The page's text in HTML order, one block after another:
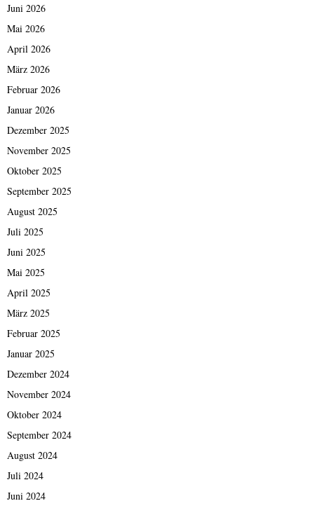
Juni 2026
Mai 2026
April 2026
März 2026
Februar 2026
Januar 2026
Dezember 2025
November 2025
Oktober 2025
September 2025
August 2025
Juli 2025
Juni 2025
Mai 2025
April 2025
März 2025
Februar 2025
Januar 2025
Dezember 2024
November 2024
Oktober 2024
September 2024
August 2024
Juli 2024
Juni 2024